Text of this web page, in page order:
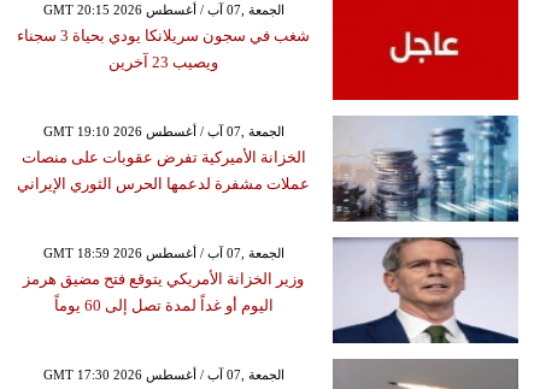
GMT 20:15 2026 الجمعة ,07 آب / أغسطس
شغب في سجون سريلانكا يودي بحياة 3 سجناء
ويصيب 23 آخرين
GMT 19:10 2026 الجمعة ,07 آب / أغسطس
الخزانة الأميركية تفرض عقوبات على منصات
عملات مشفرة لدعمها الحرس الثوري الإيراني
GMT 18:59 2026 الجمعة ,07 آب / أغسطس
وزير الخزانة الأمريكي يتوقع فتح مضيق هرمز
اليوم أو غداً لمدة تصل إلى 60 يوماً
GMT 17:30 2026 الجمعة ,07 آب / أغسطس